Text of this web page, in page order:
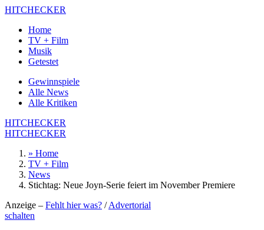
HITCHECKER
Home
TV + Film
Musik
Getestet
Gewinnspiele
Alle News
Alle Kritiken
HITCHECKER
HITCHECKER
» Home
TV + Film
News
Stichtag: Neue Joyn-Serie feiert im November Premiere
Anzeige – Fehlt hier was? /Advertorial
schalten